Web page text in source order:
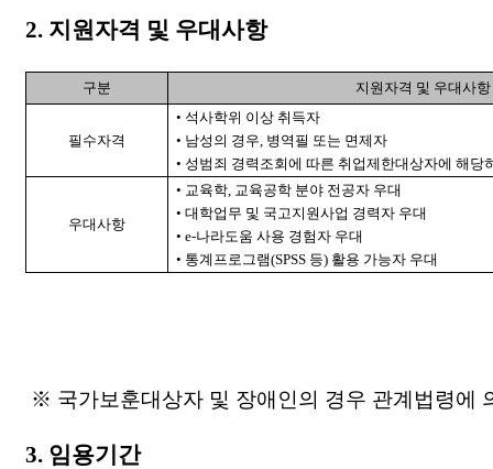
2. 지원자격 및 우대사항
구분 지원자격 및 우대사항
필수자격
• 석사학위 이상 취득자
• 남성의 경우, 병역필 또는 면제자
• 성범죄 경력조회에 따른 취업제한대상자에 해당
우대사항
• 교육학, 교육공학 분야 전공자 우대
• 대학업무 및 국고지원사업 경력자 우대
• e-나라도움 사용 경험자 우대
• 통계프로그램(SPSS 등) 활용 가능자 우대
※ 국가보훈대상자 및 장애인의 경우 관계법령에
3. 임용기간